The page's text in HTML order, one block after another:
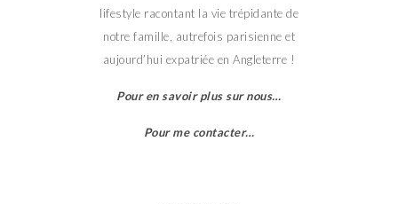
lifestyle racontant la vie trépidante de
notre famille, autrefois parisienne et
aujourd’hui expatriée en Angleterre !
Pour en savoir plus sur nous…
Pour me contacter…